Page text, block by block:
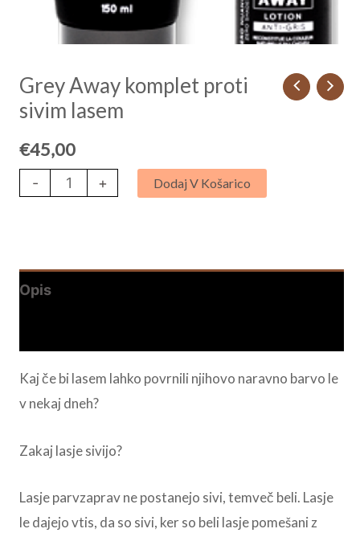
Grey Away komplet proti
sivim lasem
€45,00
- + Dodaj V Košarico
Opis
Kaj če bi lasem lahko povrnili njihovo naravno barvo le
v nekaj dneh?
Zakaj lasje sivijo?
Lasje parvzaprav ne postanejo sivi, temveč beli. Lasje
le dajejo vtis, da so sivi, ker so beli lasje pomešani z